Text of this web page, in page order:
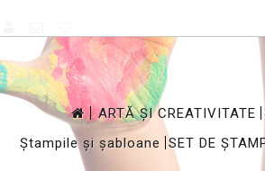
>
ARTĂ ȘI CREATIVITATE
>
Ștampile și șabloane
>
SET DE